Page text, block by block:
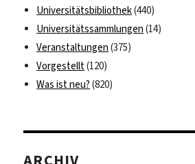
Universitätsbibliothek(440)
Universitätssammlungen (14)
Veranstaltungen (375)
Vorgestellt(120)
Was ist neu? (820)